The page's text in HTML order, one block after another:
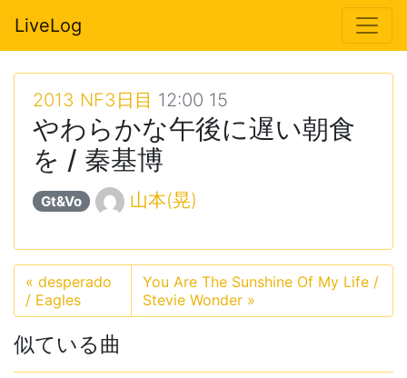
LiveLog
2013 NF3日目 12:00 15
やわらかな午後に遅い朝食
を / 秦基博
Gt&Vo 山本(晃)
« desperado
/ Eagles
You Are The Sunshine Of My Life /
Stevie Wonder »
似ている曲